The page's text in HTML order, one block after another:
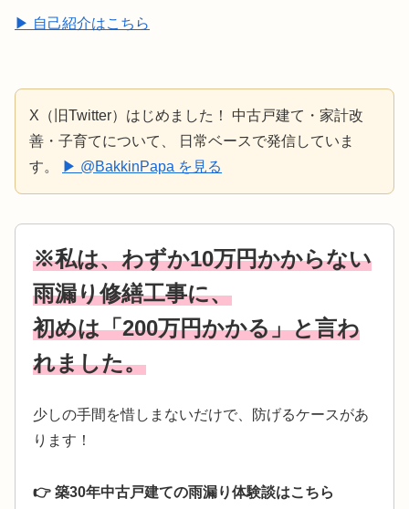
▶ 自己紹介はこちら
X（旧Twitter）はじめました！ 中古戸建て・家計改
善・子育てについて、 日常ベースで発信していま
す。
▶ @BakkinPapa を見る
※私は、わずか10万円かからない
雨漏り修繕工事に、
初めは「200万円かかる」と言わ
れました。
少しの手間を惜しまないだけで、防げるケースがあ
ります！
👉 築30年中古戸建ての雨漏り体験談はこちら